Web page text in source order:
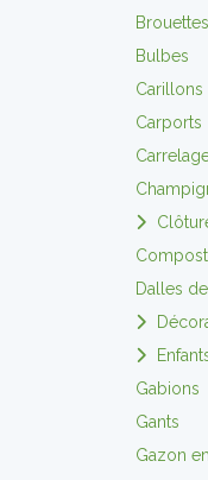
Brouettes
Bulbes
Carillons
Carports
Dalles
Gabions
Gants
Gazon